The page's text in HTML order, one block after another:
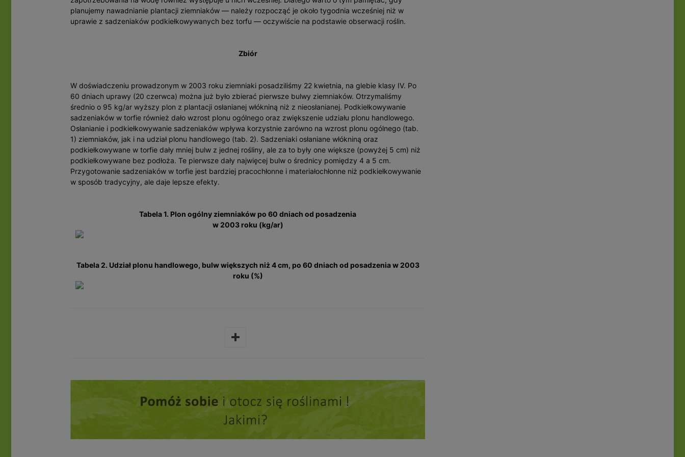
planujemy nawadnianie plantacji ziemniaków — należy rozpocząć je około tygodnia wcześniej niż w
uprawie z sadzeniaków podkiełkowywanych bez torfu — oczywiście na podstawie obserwacji roślin.
Zbiór
W doświadczeniu prowadzonym w 2003 roku ziemniaki posadziliśmy 22 kwietnia, na glebie klasy IV. Po
60 dniach uprawy (20 czerwca) można już było zbierać pierwsze bulwy ziemniaków. Otrzymaliśmy
średnio o 95 kg/ar wyższy plon z plantacji osłanianej włókniną niż z nieosłanianej. Podkiełkowywanie
sadzeniaków w torfie również dało wzrost plonu ogólnego oraz zwiększenie udziału plonu handlowego.
Osłanianie i podkiełkowywanie sadzeniaków wpływa korzystnie zarówno na wzrost plonu ogólnego (tab.
1) ziemniaków, jak i na udział plonu handlowego (tab. 2). Sadzeniaki osłaniane włókniną oraz
podkiełkowywane w torfie dały mniej bulw z jednej rośliny, ale za to były one większe (powyżej 5 cm) niż
podkiełkowywane bez podłoża. Te pierwsze dały najwięcej bulw o średnicy pomiędzy 4 a 5 cm.
Przygotowanie sadzeniaków w torfie jest bardziej pracochłonne i materiałochłonne niż podkiełkowywanie
w sposób tradycyjny, ale daje lepsze efekty.
Tabela 1. Plon ogólny ziemniaków po 60 dniach od posadzenia
w 2003 roku (kg/ar)
Tabela 2. Udział plonu handlowego, bulw większych niż 4 cm, po 60 dniach od posadzenia w 2003
roku (%)